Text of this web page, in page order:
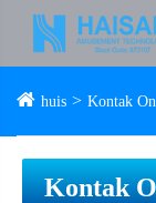
huis Kontak
Kontak